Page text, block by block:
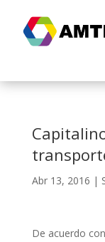
Abr 13, 2016 |
De acuerdo